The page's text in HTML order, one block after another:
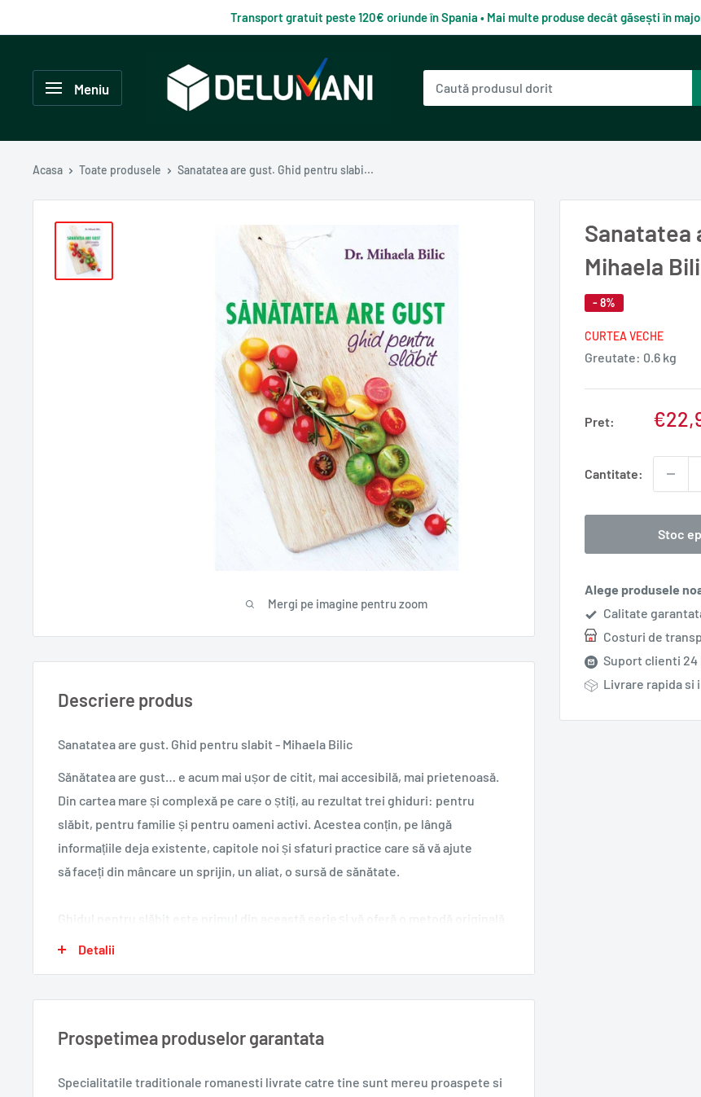
te
continut
Transport gratuit peste 120€ oriunde în Spania • Mai multe produse decât găsești în
Meniu
Delumani
Magazin
Acasa Toate produsele Sanatatea are gust. Ghid pentru slabi...
Mergi pe imagine pentru zoom
Sanatatea
Mihaela
- 8%
CURTEA VECHE
Greutate: 0.6 kg
Pret:
Pret
Cantitate:
Stoc
Alege produsele
Calitate
Costuri de
Suport clienti
Livrare rapida si
Descriere produs
Sanatatea are gust. Ghid pentru slabit - Mihaela Bilic
Sănătatea are gust… e acum mai ușor de citit, mai accesibilă, mai prietenoasă.
Din cartea mare și complexă pe care o știți, au rezultat trei ghiduri: pentru
slăbit, pentru familie și pentru oameni activi. Acestea conțin, pe lângă
informațiile deja existente, capitole noi și sfaturi practice care să vă ajute
să faceți din mâncare un sprijin, un aliat, o sursă de sănătate.
Ghidul pentru slăbit este primul din această serie și vă oferă o metodă originală
de a scăpa de obsesia dietelor și a kilogramelor în plus: psihonutriția. Este un
CE mănânc?“. Foamea sufletului, agitaţia minţii, mâncatul emoțional ori nevoile
Detalii
Prospetimea produselor garantata
Specialitatile traditionale romanesti livrate catre tine sunt mereu proaspete si